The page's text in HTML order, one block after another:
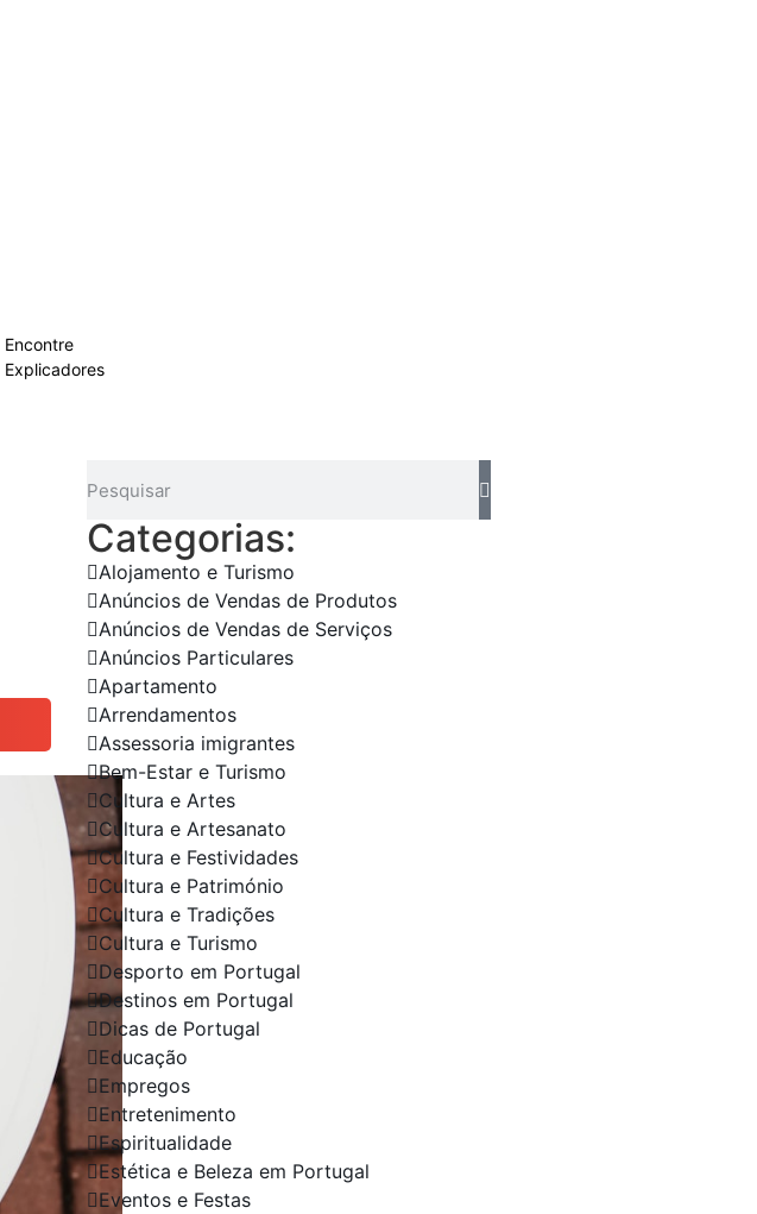
Encontre
Explicadores
Categorias:
Alojamento e Turismo
Anúncios de Vendas de Produtos
Anúncios de Vendas de Serviços
Anúncios Particulares
Apartamento
Arrendamentos
Assessoria imigrantes
Bem-Estar e Turismo
Cultura e Artes
Cultura e Artesanato
Cultura e Festividades
Cultura e Património
Cultura e Tradições
Cultura e Turismo
Desporto em Portugal
Destinos em Portugal
Dicas de Portugal
Educação
Empregos
Entretenimento
Espiritualidade
Estética e Beleza em Portugal
Eventos e Festas